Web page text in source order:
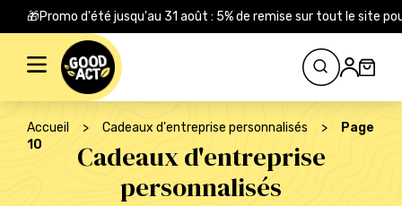
🎁Promo d'été jusqu'au 31 août : 5% de remise sur tout le site
Rechercher :
Accueil > Cadeaux d'entreprise personnalisés >
Page
10
Cadeaux d'entreprise
personnalisés